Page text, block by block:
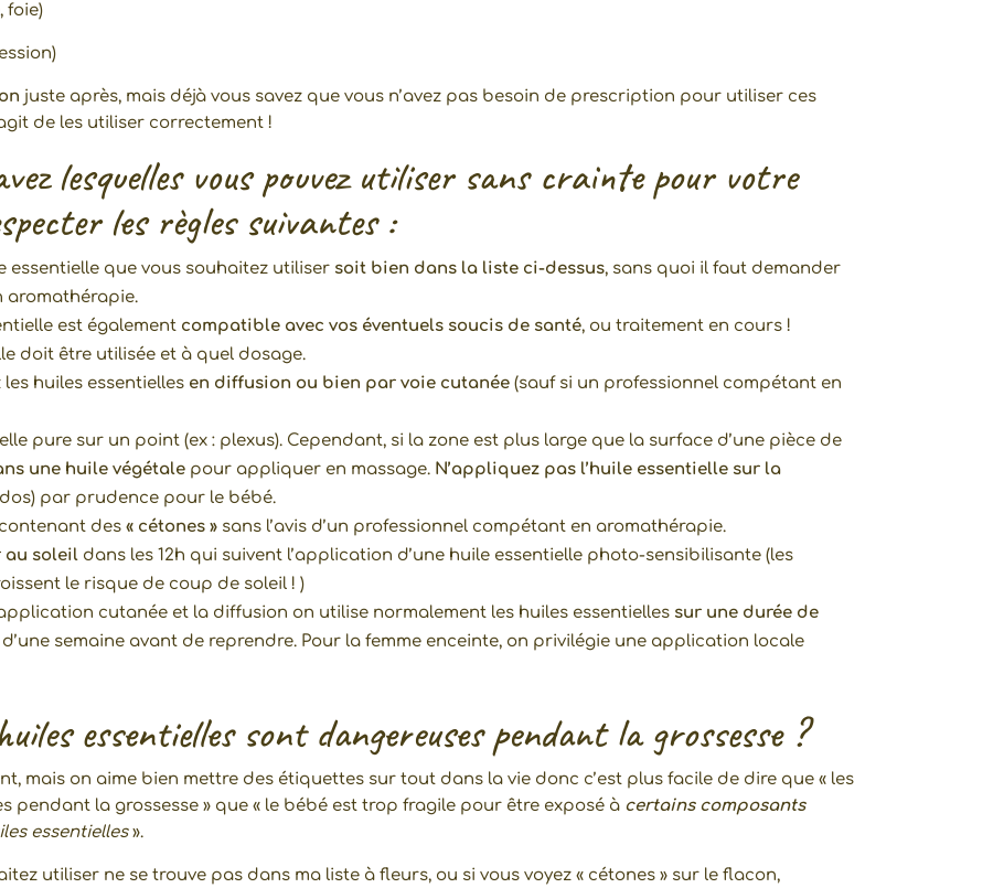
foie)
juste après, mais déjà vous savez que vous n’avez pas besoin de prescription pour utiliser ces
de les utiliser correctement !
lesquelles vous pouvez utiliser sans crainte pour votre
les règles suivantes :
essentielle que vous souhaitez utiliser soit bien dans la liste ci-dessus, sans quoi il faut demander
aromathérapie.
est également compatible avec vos éventuels soucis de santé, ou traitement en cours !
doit être utilisée et à quel dosage.
huiles essentielles en diffusion ou bien par voie cutanée(sauf si un professionnel compétant en
pure sur un point (ex : plexus). Cependant, si la zone est plus large que la surface d’une pièce de
une huile végétale pour appliquer en massage. N’appliquez pas l’huile essentielle sur la
par prudence pour le bébé.
contenant des« cétones » sans l’avis d’un professionnel compétant en aromathérapie.
au soleil dans les 12h qui suivent l’application d’une huile essentielle photo-sensibilisante (les
le risque de coup de soleil ! )
cutanée et la diffusion on utilise normalement les huiles essentielles sur une durée de
semaine avant de reprendre. Pour la femme enceinte, on privilégie une application locale
essentielles sont dangereuses pendant la grossesse ?
mais on aime bien mettre des étiquettes sur tout dans la vie donc c’est plus facile de dire que « les
pendant la grossesse » que « le bébé est trop fragile pour être exposé à certains composants
essentielles».
utiliser ne se trouve pas dans ma liste à fleurs, ou si vous voyez « cétones » sur le flacon,